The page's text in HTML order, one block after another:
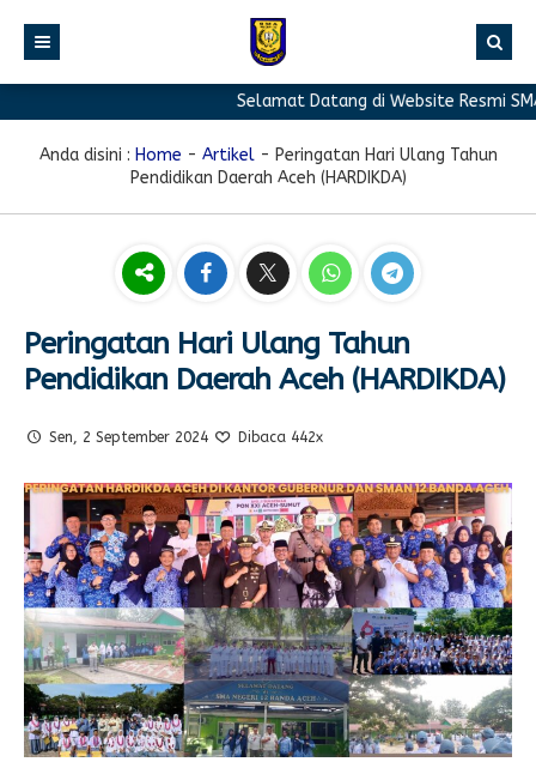
PROFIL
Akreditasi
Struktur Organisasi
Osis
Berita Sekolah
Artikel
Blog Guru
Ekstrakurikuler
Pramuka
Design Grafis
Ekonomi Kreatif
FASILITAS
GALERI
TAUTAN
E-LEARNING
ABSENSI
Absensi Guru
Selamat Datang di Website Resmi SMA
Anda disini : Home - Artikel- Peringatan Hari Ulang Tahun
Pendidikan Daerah Aceh (HARDIKDA)
Peringatan Hari Ulang Tahun
Pendidikan Daerah Aceh (HARDIKDA)
Sen, 2 September 2024 Dibaca 442x